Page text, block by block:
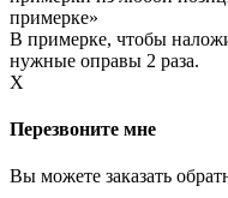
примерке»
В примерке, чтобы
нужные оправы 2 раза.
X
Перезвоните мне
Вы можете заказать